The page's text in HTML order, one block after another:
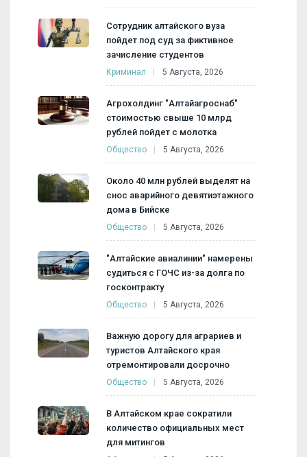
Сотрудник алтайского вуза
пойдет под суд за фиктивное
зачисление студентов
Криминал 5 Августа, 2026
Агрохолдинг "Алтайагроснаб"
стоимостью свыше 10 млрд
рублей пойдет с молотка
Общество 5 Августа, 2026
Около 40 млн рублей выделят на
снос аварийного девятиэтажного
дома в Бийске
Общество 5 Августа, 2026
"Алтайские авиалинии" намерены
судиться с ГОЧС из-за долга по
госконтракту
Общество 5 Августа, 2026
Важную дорогу для аграриев и
туристов Алтайского края
отремонтировали досрочно
Общество 5 Августа, 2026
В Алтайском крае сократили
количество официальных мест
для митингов